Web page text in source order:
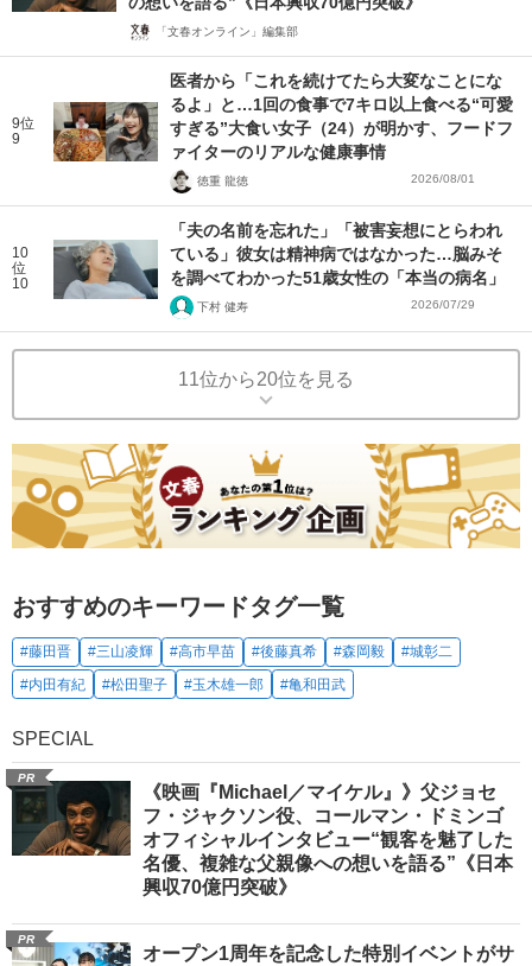
「文春オンライン」編集部
9位
9
医者から「これを続けてたら大変なことにな
るよ」と…1回の食事で7キロ以上食べる“可愛
すぎる”大食い女子（24）が明かす、フードフ
ァイターのリアルな健康事情
徳重 龍徳 2026/08/01
10
位
10
「夫の名前を忘れた」「被害妄想にとらわれ
ている」彼女は精神病ではなかった…脳みそ
を調べてわかった51歳女性の「本当の病名」
下村 健寿 2026/07/29
11位から20位を見る
おすすめのキーワードタグ一覧
#藤田晋 #三山凌輝 #高市早苗 #後藤真希 #森岡毅
#城彰二
#内田有紀
#松田聖子 #玉木雄一郎 #亀和田武
SPECIAL
PR
《映画『Michael／マイケル』》父ジョセ
フ・ジャクソン役、コールマン・ドミンゴ
オフィシャルインタビュー“観客を魅了した
名優、複雑な父親像への想いを語る”《日本
興収70億円突破》
PR
オープン1周年を記念した特別イベントがサ